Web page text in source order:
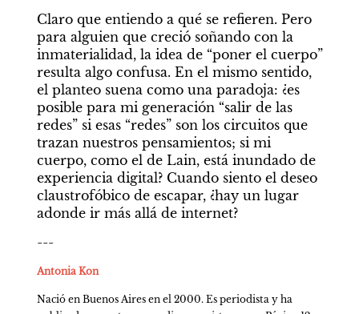
Claro que entiendo a qué se refieren. Pero
para alguien que creció soñando con la
inmaterialidad, la idea de “poner el cuerpo”
resulta algo confusa. En el mismo sentido,
el planteo suena como una paradoja: ¿es
posible para mi generación “salir de las
redes” si esas “redes” son los circuitos que
trazan nuestros pensamientos; si mi
cuerpo, como el de Lain, está inundado de
experiencia digital? Cuando siento el deseo
claustrofóbico de escapar, ¿hay un lugar
adonde ir más allá de internet?
---
Antonia Kon
Nació en Buenos Aires en el 2000. Es periodista y ha